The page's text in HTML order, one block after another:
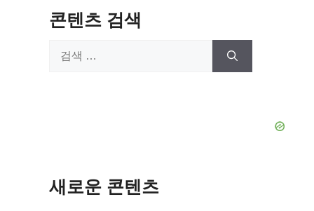
e
콘텐츠 검색
새로운 콘텐츠